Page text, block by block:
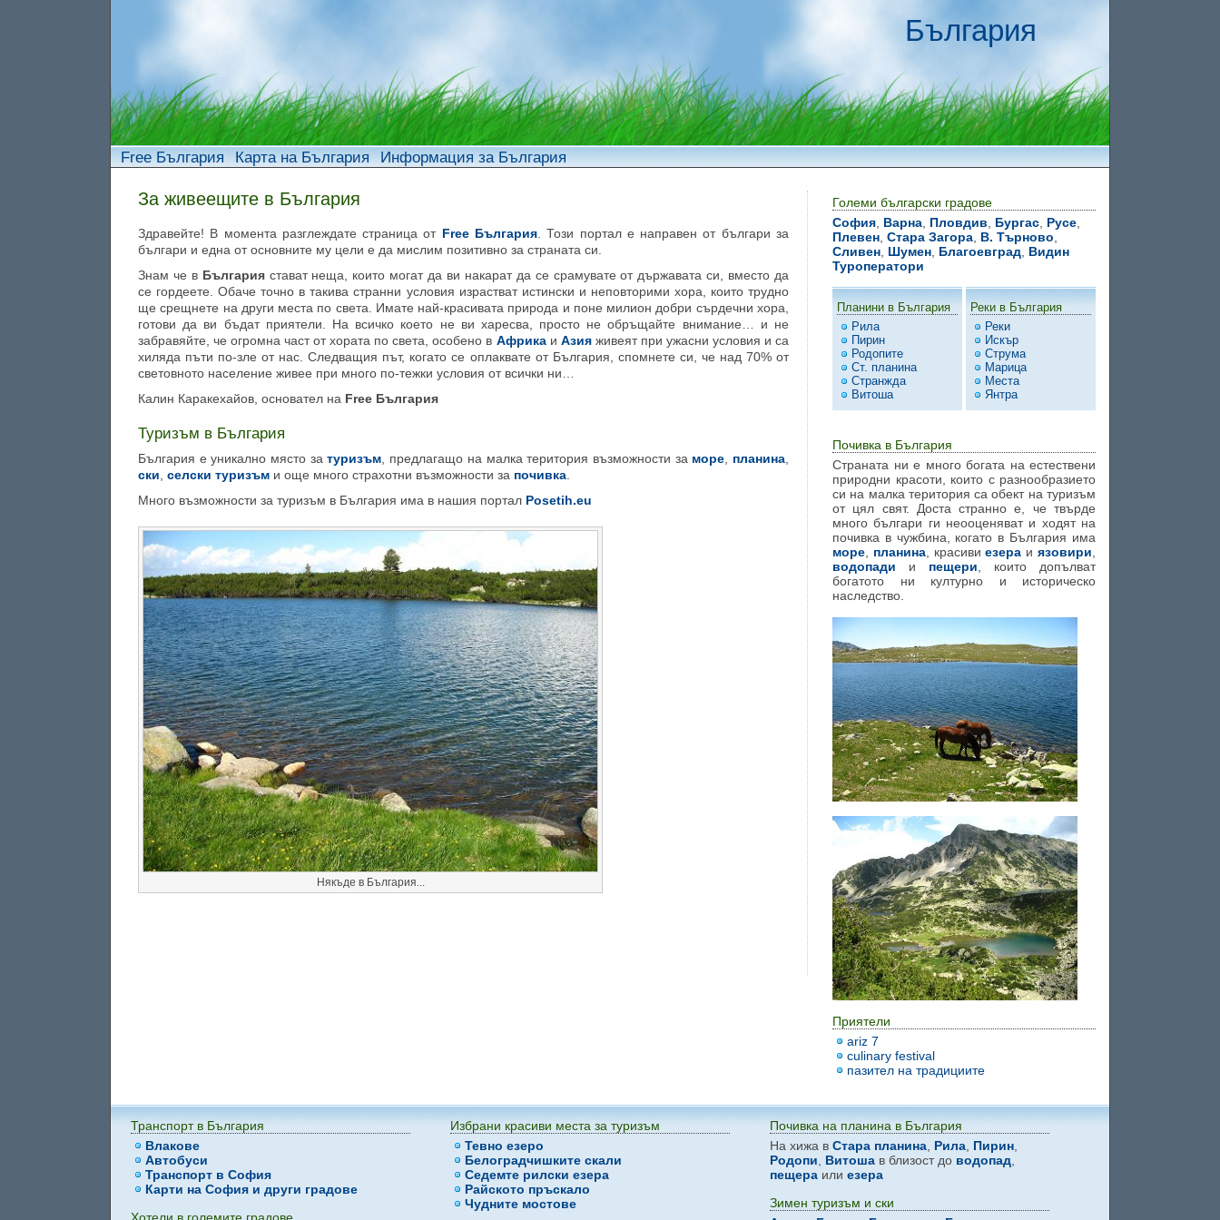
България
Free България Карта на България Информация за България
За живеещите в България
Здравейте! В момента разглеждате страница от Free България . Този портал е направен от българи за
българи и една от основните му цели е да мислим позитивно за страната си.
Знам че в Българиястават неща, които могат да ви накарат да се срамувате от държавата си, вместо да
се гордеете. Обаче точно в такива странни условия израстват истински и неповторими хора, които трудно
ще срещнете на други места по света. Имате най-красивата природа и поне милион добри сърдечни хора,
готови да ви бъдат приятели. На всичко което не ви харесва, просто не обръщайте внимание… и не
забравяйте, че огромна част от хората по света, особено в Африкаи Азияживеят при ужасни условия и са
хиляда пъти по-зле от нас. Следващия път, когато се оплаквате от България, спомнете си, че над 70% от
световното население живее при много по-тежки условия от всички ни…
Калин Каракехайов, основател на Free България
Туризъм в България
България е уникално място затуризъм , предлагащо на малка територия възможности за море планина
ски селски туризъм и още много страхотни възможности за почивка
Много възможности за туризъм в България има в нашия портал Posetih.eu
Някъде в България...
Големи български градове
София Варна Пловдив Бургас Русе
Плевен Стара Загора В. Търново
Сливен Шумен Благоевград Видин
Туроператори
Планини в България
Рила
Пирин
Родопите
Ст. планина
Странжда
Витоша
Реки в България
Реки
Искър
Струма
Марица
Места
Янтра
Почивка в България
Страната ни е много богата на естествени
природни красоти, които с разнообразието
си на малка територия са обект на туризъм
от цял свят. Доста странно е, че твърде
много българи ги неооценяват и ходят на
почивка в чужбина, когато в България има
море
планина, красивиезера иязовири
водопади и пещери , които допълват
богатото ни културно и историческо
наследство.
Приятели
ariz 7
culinary festival
пазител на традициите
Транспорт в България
Влакове
Автобуси
Транспорт в София
Карти на София и други градове
Хотели в големите градове
Избрани красиви места за туризъм
Тевно езеро
Белоградчишките скали
Седемте рилски езера
Райското пръскало
Чудните мостове
Почивка на планина в България
На хижa в Стара планина Рила Пирин
Родопи
Витоша в близост до водопад
пещера или езера
Зимен туризъм и ски